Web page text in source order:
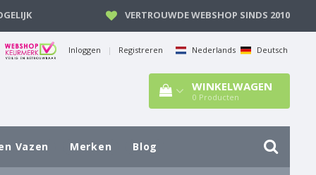
VERTROUWDE WEBSHOP SINDS 2010
Inloggen | Registreren Nederlands Deutsch
WINKELWAGEN
0 Producten
Vazen Merken Blog